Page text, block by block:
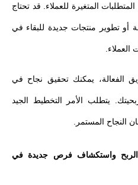
المتغيرة للعملاء. قد تحتاج
أو تطوير منتجات جديدة للبقاء في
العملاء.
الفعالة، يمكنك تحقيق نجاح في
يتطلب الأمر التخطيط الجيد
النجاح المستمر.
الربح واستكشاف فرص جديدة في